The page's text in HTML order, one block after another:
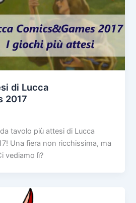
di Lucca
2017
tavolo più attesi di Lucca
Una fiera non ricchissima, ma
vediamo lì?